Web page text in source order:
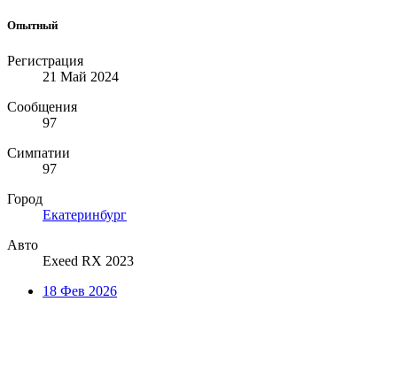
Опытный
Регистрация
21 Май 2024
Сообщения
97
Симпатии
97
Город
Екатеринбург
Авто
Exeed RX 2023
18 Фев 2026